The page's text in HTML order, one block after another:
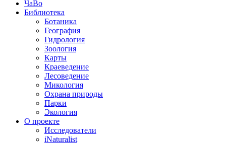
ЧаВо
Библиотека
Ботаника
География
Гидрология
Зоология
Карты
Краеведение
Лесоведение
Микология
Охрана природы
Парки
Экология
О проекте
Исследователи
iNaturalist